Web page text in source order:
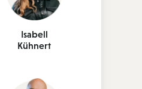
Isabell
Kühnert